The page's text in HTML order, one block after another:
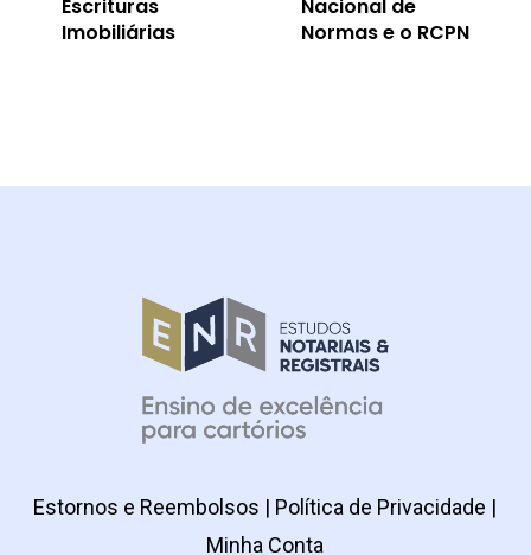
Escrituras
Imobiliárias
Nacional de
Normas e o RCPN
Estornos e Reembolsos | Política de Privacidade |
Minha Conta